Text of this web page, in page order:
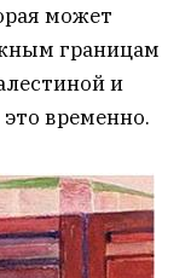
может
границам
и
временно.